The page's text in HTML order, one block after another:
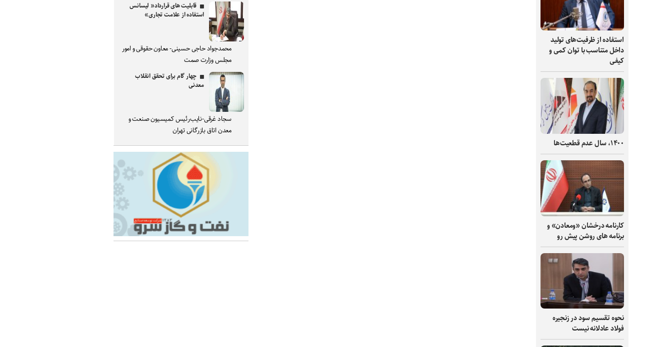
استفاده از ظرفیت‌های تولید
داخل متناسب با توان کمی و
کیفی
۱۴۰۰، سال عدم قطعیت‌ها
کارنامه درخشان «ومعادن» و
برنامه های روشن پیش رو
نحوه تقسیم سود در زنجیره
فولاد عادلانه نیست
قابلیت های قرارداد« لیسانس
استفاده از علامت تجاری»
محمدجواد حاجی حسینی- معاون حقوقی و امور
مجلس وزارت صمت
چهار گام برای تحقق انقلاب
معدنی
سجاد غرقی-نایب‌رئیس کمیسیون صنعت و
معدن اتاق بازرگانی تهران